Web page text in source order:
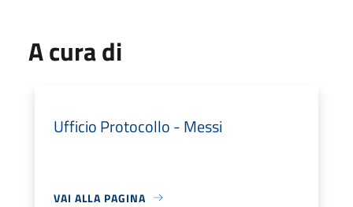
A cura di
Ufficio Protocollo - Messi
VAI ALLA PAGINA